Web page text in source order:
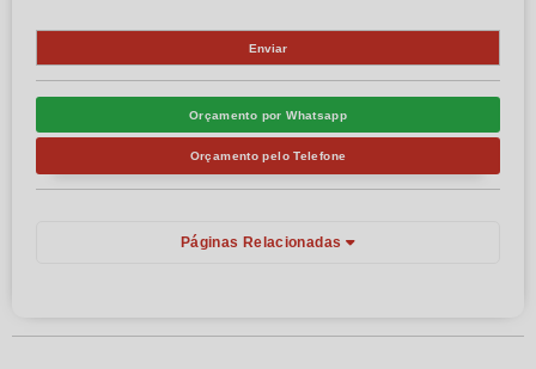
Orçamento por Whatsapp
Orçamento pelo Telefone
Páginas Relacionadas